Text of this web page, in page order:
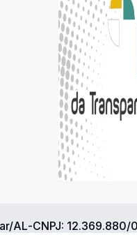
AL-CNPJ: 12.369.880/